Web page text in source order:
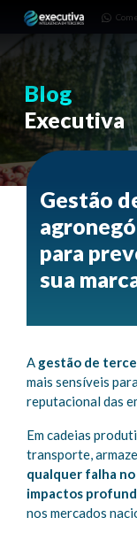
3668-
Pinhais
Blog
Executiva
Gestão
para
sua
A gestão de
mais sensíveis
reputacional das
Em cadeias
transporte,
qualquer falha
impactos
nos mercados